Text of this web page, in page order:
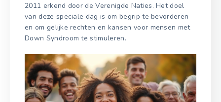
2011 erkend door de Verenigde Naties. Het doel
van deze speciale dag is om begrip te bevorderen
en om gelijke rechten en kansen voor mensen met
Down Syndroom te stimuleren.